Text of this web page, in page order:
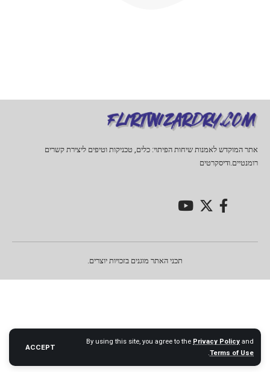
By using this site, you agree to the Privacy Policy and
Terms of Use
.
ACCEPT
אתר המוקדש לאמנות שיחות הפיתוי: כלים, טכניקות וטיפים ליצירת קשרים
רומנטיים.ודיסקרטים
תכני האתר מוגנים בזכויות יוצרים.